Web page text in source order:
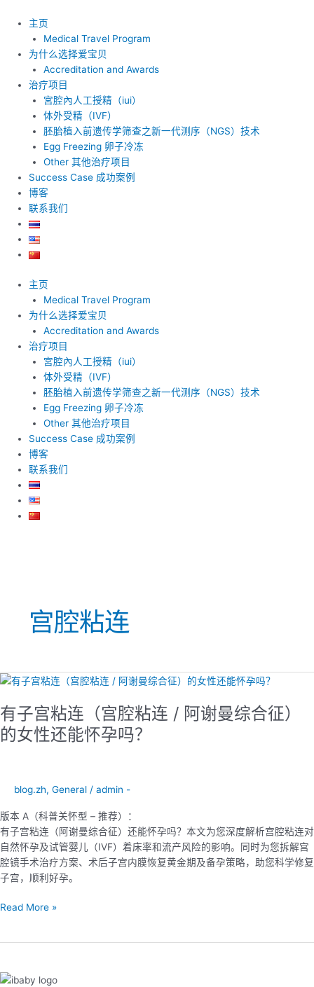
主页
Medical Travel Program
为什么选择爱宝贝
Accreditation and Awards
治疗项目
宮腔內人工授精（iui）
体外受精（IVF）
胚胎植入前遗传学筛查之新一代测序（NGS）技术
Egg Freezing 卵子冷冻
Other 其他治疗项目
Success Case 成功案例
博客
联系我们
主页
Medical Travel Program
为什么选择爱宝贝
Accreditation and Awards
治疗项目
宮腔內人工授精（iui）
体外受精（IVF）
胚胎植入前遗传学筛查之新一代测序（NGS）技术
Egg Freezing 卵子冷冻
Other 其他治疗项目
Success Case 成功案例
博客
联系我们
宫腔粘连
有子宫粘连（宫腔粘连 / 阿谢曼综合征）
的女性还能怀孕吗？
blog.zh, General / admin -
版本 A（科普关怀型 – 推荐）：
有子宫粘连（阿谢曼综合征）还能怀孕吗？本文为您深度解析宫腔粘连对
自然怀孕及试管婴儿（IVF）着床率和流产风险的影响。同时为您拆解宫
腔镜手术治疗方案、术后子宫内膜恢复黄金期及备孕策略，助您科学修复
子宫，顺利好孕。
有
宫
粘
连
/
阿
谢
曼
综
征）
女
还
Read More »